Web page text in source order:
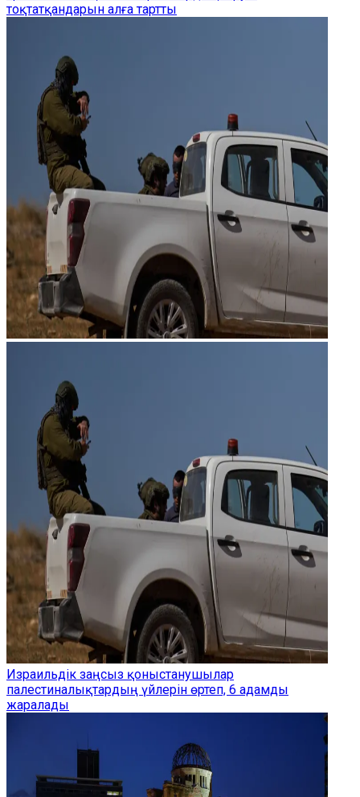
тоқтатқандарын алға тартты
Израильдік заңсыз қоныстанушылар
палестиналықтардың үйлерін өртеп, 6 адамды
жаралады